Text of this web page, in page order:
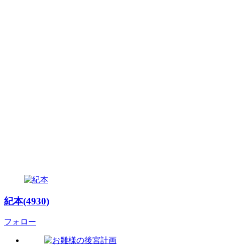
紀本(4930)
フォロー